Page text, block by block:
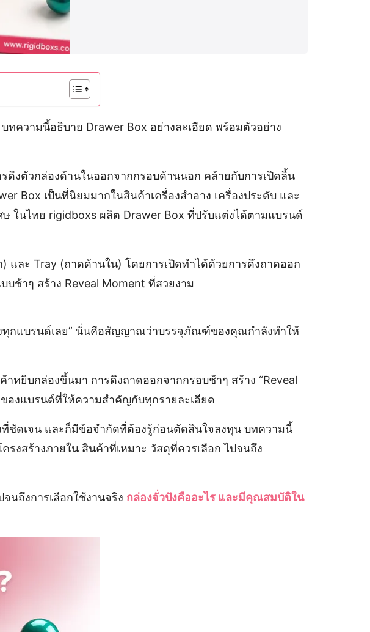
ทความนี้อธิบาย Drawer Box อย่างละเอียด พร้อมตัวอย่าง
ดึงตัวกล่องด้านในออกจากกรอบด้านนอก คล้ายกับการเปิดลิ้น
Box เป็นที่นิยมมากในสินค้าเครื่องสำอาง เครื่องประดับ และ
ในไทย rigidboxs ผลิต Drawer Box ที่ปรับแต่งได้ตามแบรนด์
และ Tray (ถาดด้านใน) โดยการเปิดทำได้ด้วยการดึงถาดออก
ช้าๆ สร้าง Reveal Moment ที่สวยงาม
ทุกแบรนด์เลย” นั่นคือสัญญาณว่าบรรจุภัณฑ์ของคุณกำลังทำให้
หยิบกล่องขึ้นมา การดึงถาดออกจากกรอบช้าๆ สร้าง “Reveal
องแบรนด์ที่ให้ความสำคัญกับทุกรายละเอียด
ชัดเจน และก็มีข้อจำกัดที่ต้องรู้ก่อนตัดสินใจลงทุน บทความนี้
งสร้างภายใน สินค้าที่เหมาะ วัสดุที่ควรเลือก ไปจนถึง
นถึงการเลือกใช้งานจริง กล่องจั่วปังคืออะไร และมีคุณสมบัติใน